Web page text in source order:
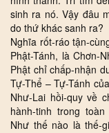
sinh ra nó. Vậy đâu
do thứ khác sanh ra?
Nghĩa rốt-ráo tận-
Phật-Tánh, là Chơn-
Phật chỉ chấp-nhận
Tự-Thể – Tự-Tánh
Như-Lai hồi-quy về
hành-tinh trong
Như thế nào là thế-